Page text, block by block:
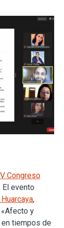
Congreso
El evento
,
y
tiempos de